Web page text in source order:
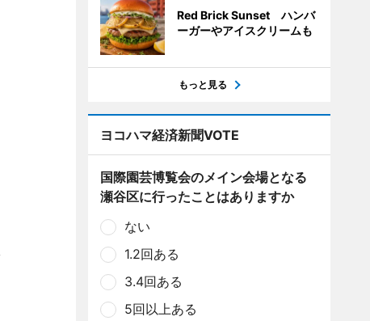
Red Brick Sunset ハンバ
ーガーやアイスクリームも
もっと見る
ヨコハマ経済新聞VOTE
国際園芸博覧会のメイン会場となる
瀬谷区に行ったことはありますか
ない
1.2回ある
3.4回ある
5回以上ある